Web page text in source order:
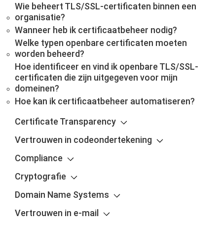
Wie beheert TLS/SSL-certificaten binnen een
organisatie?
Wanneer heb ik certificaatbeheer nodig?
Welke typen openbare certificaten moeten
worden beheerd?
Hoe identificeer en vind ik openbare TLS/SSL-
certificaten die zijn uitgegeven voor mijn
domeinen?
Hoe kan ik certificaatbeheer automatiseren?
Certificate Transparency
Vertrouwen in codeondertekening
Compliance
Cryptografie
Domain Name Systems
Vertrouwen in e-mail